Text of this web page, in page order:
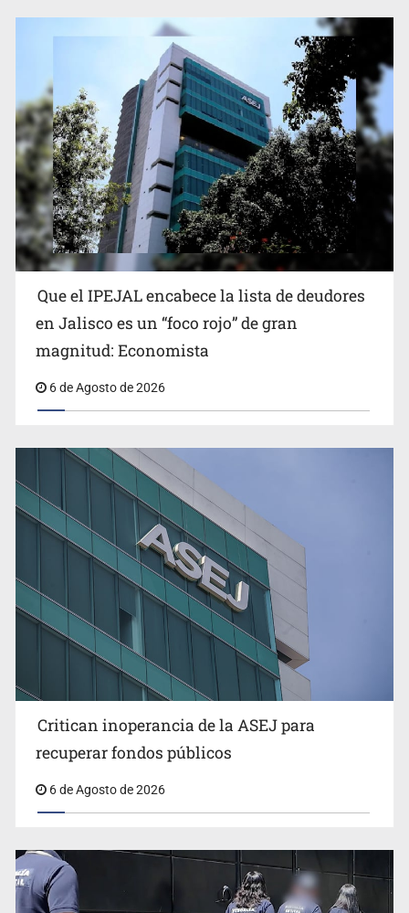
Reporta 627 acciones tras inundación en Balcones de
Oblatos
Ex policía es detenido por agresión y amenzas contra
su pareja
Que el IPEJAL encabece la lista de deudores en Jalisco
es un “foco rojo” de gran magnitud: Economista
Que el IPEJAL encabece la lista de deudores
en Jalisco es un “foco rojo” de gran
magnitud: Economista
6 de Agosto de 2026
Critican inoperancia de la ASEJ para
recuperar fondos públicos
6 de Agosto de 2026